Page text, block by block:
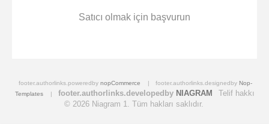
Satıcı olmak için başvurun
footer.authorlinks.poweredby nopCommerce footer.authorlinks.designedby Nop-
Templates
footer.authorlinks.developedby NIAGRAM
Telif hakkı
© 2026 Niagram 1. Tüm hakları saklıdır.